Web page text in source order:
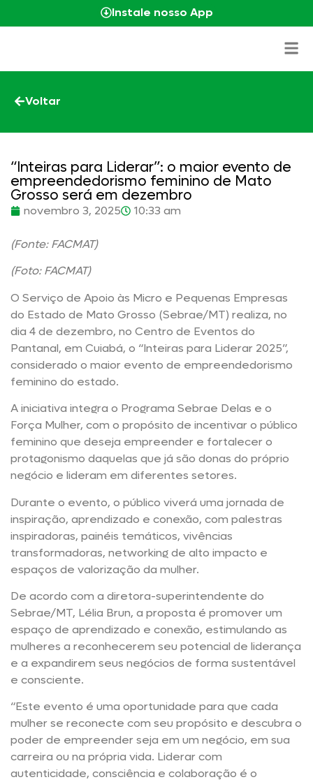
Instale nosso App
Voltar
“Inteiras para Liderar”: o maior evento de
empreendedorismo feminino de Mato
Grosso será em dezembro
novembro 3, 2025 10:33 am
(Fonte: FACMAT)
(Foto: FACMAT)
O Serviço de Apoio às Micro e Pequenas Empresas
do Estado de Mato Grosso (Sebrae/MT) realiza, no
dia 4 de dezembro, no Centro de Eventos do
Pantanal, em Cuiabá, o “Inteiras para Liderar 2025”,
considerado o maior evento de empreendedorismo
feminino do estado.
A iniciativa integra o Programa Sebrae Delas e o
Força Mulher, com o propósito de incentivar o público
feminino que deseja empreender e fortalecer o
protagonismo daquelas que já são donas do próprio
negócio e lideram em diferentes setores.
Durante o evento, o público viverá uma jornada de
inspiração, aprendizado e conexão, com palestras
inspiradoras, painéis temáticos, vivências
transformadoras, networking de alto impacto e
espaços de valorização da mulher.
De acordo com a diretora-superintendente do
Sebrae/MT, Lélia Brun, a proposta é promover um
espaço de aprendizado e conexão, estimulando as
mulheres a reconhecerem seu potencial de liderança
e a expandirem seus negócios de forma sustentável
e consciente.
“Este evento é uma oportunidade para que cada
mulher se reconecte com seu propósito e descubra o
poder de empreender seja em um negócio, em sua
carreira ou na própria vida. Liderar com
autenticidade, consciência e colaboração é o